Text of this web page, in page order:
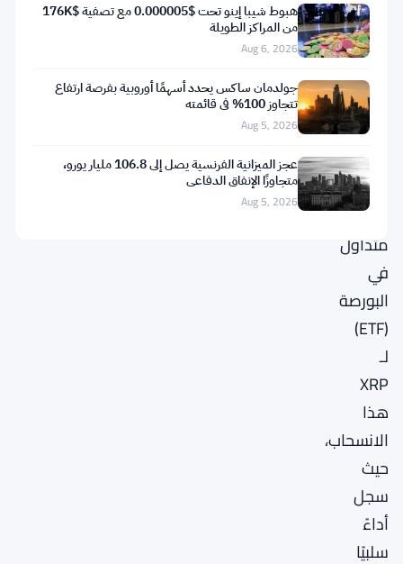
بدأت
بالانسحاب
بهدوء.
أوضح
مؤشر
تدفقات
صندوق
متداول
في
البورصة
(ETF)
لـ
XRP
هذا
الانسحاب،
حيث
سجل
أداءً
سلبيًا
هبوط شيبا إينو تحت $0.000005 مع تصفية $176K
من المراكز الطويلة
Aug 6, 2026
جولدمان ساكس يحدد أسهمًا أوروبية بفرصة ارتفاع
تتجاوز 100% في قائمته
Aug 5, 2026
عجز الميزانية الفرنسية يصل إلى 106.8 مليار يورو،
متجاوزًا الإنفاق الدفاعي
Aug 5, 2026